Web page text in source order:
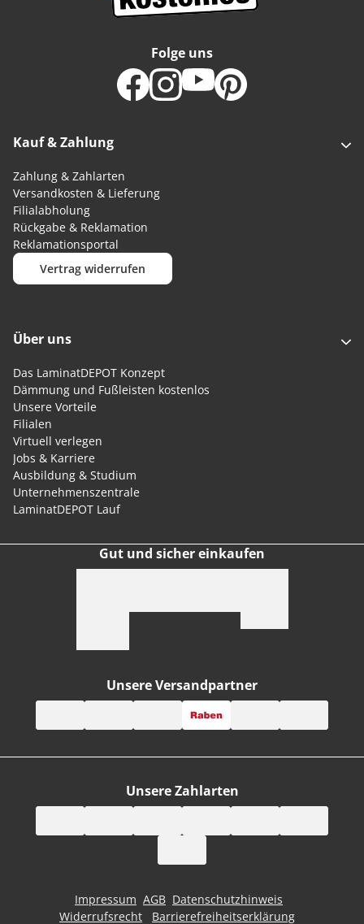
Kauf & Zahlung
Zahlung & Zahlarten
Versandkosten & Lieferung
Filialabholung
Rückgabe & Reklamation
Reklamationsportal
Vertrag widerrufen
Folge uns
Über uns
Das LaminatDEPOT Konzept
Dämmung und Fußleisten kostenlos
Unsere Vorteile
Filialen
Virtuell verlegen
Jobs & Karriere
Ausbildung & Studium
Unternehmenszentrale
LaminatDEPOT Lauf
Gut und sicher einkaufen
Unsere Zahlarten
Unsere Versandpartner
Impressum AGB Datenschutzhinweis
Widerrufsrecht
Barrierefreiheitserklärung